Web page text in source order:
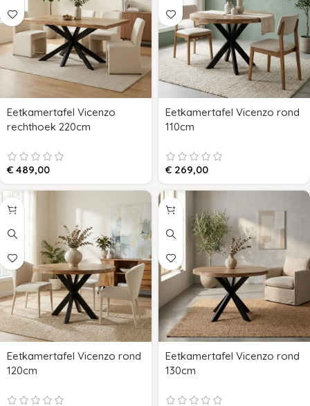
Eetkamertafel Vicenzo
rechthoek 220cm
€ 489,00
Eetkamertafel Vicenzo rond
110cm
€ 269,00
Eetkamertafel Vicenzo rond
120cm
Eetkamertafel Vicenzo rond
130cm